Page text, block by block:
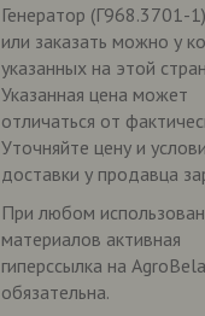
Генератор (Г968.3701-
или заказать можно у
указанных на этой
Указанная цена может
отличаться от
Уточняйте цену и
доставки у продавца
При любом
материалов активная
гиперссылка на
обязательна.